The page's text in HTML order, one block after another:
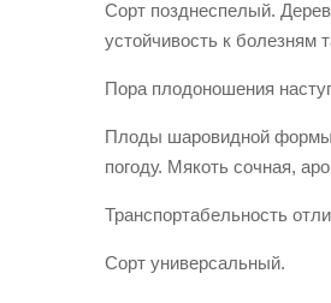
Сорт позднеспелый.
устойчивость к болезням
Пора плодоношения
Плоды шаровидной
погоду. Мякоть сочная,
Транспортабельность
Сорт универсальный.